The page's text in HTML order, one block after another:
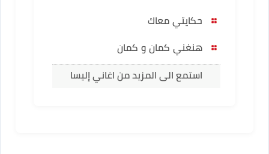
حكايتي معاك
هنغني كمان و كمان
استمع الى المزيد من اغاني إليسا